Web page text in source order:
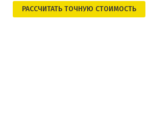
РАСCЧИТАТЬ ТОЧНУЮ СТОИМОСТЬ